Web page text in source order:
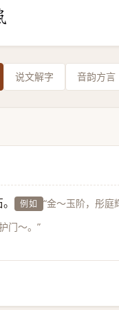
说文解字 音韵方言
。 例如 “金～玉阶，彤庭
门～。”